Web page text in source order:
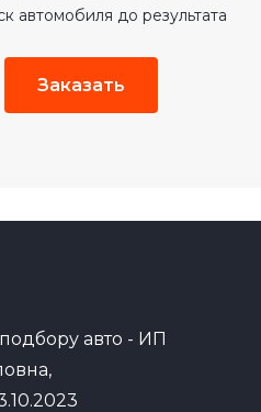
автомобиля до результата
Заказать
авто - ИП